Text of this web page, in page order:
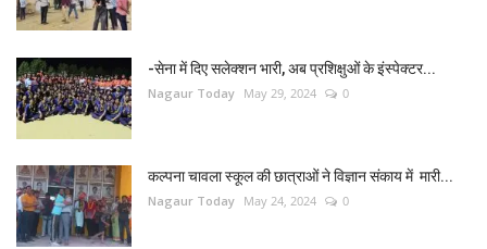
-सेना में दिए सलेक्शन भारी, अब प्रशिक्षुओं के इंस्पेक्टर...
Nagaur Today May 29, 2024 0
कल्पना चावला स्कूल की छात्राओं ने विज्ञान संकाय में मारी...
Nagaur Today May 24, 2024 0